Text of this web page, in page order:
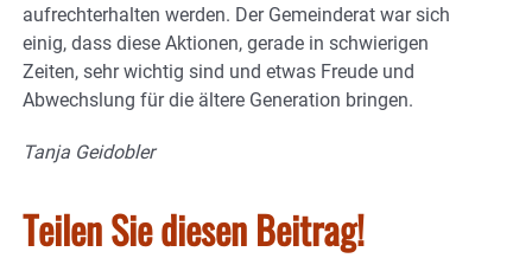
aufrechterhalten werden. Der Gemeinderat war sich
einig, dass diese Aktionen, gerade in schwierigen
Zeiten, sehr wichtig sind und etwas Freude und
Abwechslung für die ältere Generation bringen.
Tanja Geidobler
Teilen Sie diesen Beitrag!